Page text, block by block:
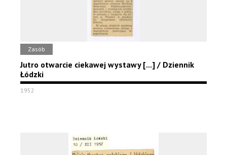
Zasób
Jutro otwarcie ciekawej wystawy [...] / Dziennik
Łódzki
1952